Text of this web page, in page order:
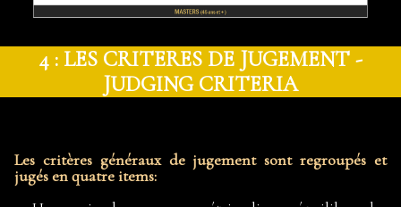
4 : LES CRITERES DE JUGEMENT -
JUDGING CRITERIA
Les critères généraux de jugement sont regroupés et
jugés en quatre items: